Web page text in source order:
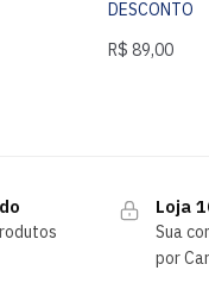
DESCONTO
R$ 89,00
Loja
Sua
por